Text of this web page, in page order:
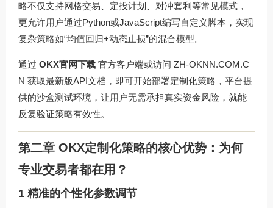
略不仅支持网格交易、定投计划、对冲套利等常见模式，
更允许用户通过Python或JavaScript编写自定义脚本，实现
复杂策略如“均值回归+动态止损”的混合模型。
通过 OKX官网下载 官方客户端或访问 ZH-OKNN.COM.C
N 获取最新版API文档，即可开始部署定制化策略，平台提
供的沙盒测试环境，让用户无需承担真实资金风险，就能
反复验证策略有效性。
第二章 OKX定制化策略的核心优势：为何
专业交易者都在用？
1 精准的个性化参数调节